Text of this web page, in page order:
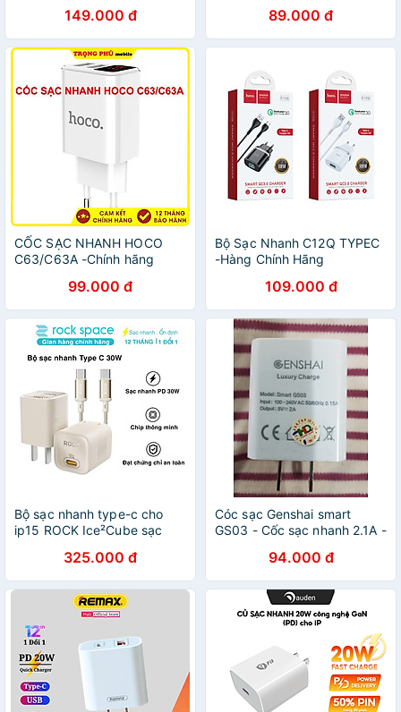
C109A - Hàng chính hãng
149.000 đ
Hỗ trợ sạc nhanh 20W PD
QC3.0 - Hàng Chính Hãng
89.000 đ
CỐC SẠC NHANH HOCO
C63/C63A -Chính hãng
99.000 đ
Bộ Sạc Nhanh C12Q TYPEC
-Hàng Chính Hãng
109.000 đ
Bộ sạc nhanh type-c cho
ip15 ROCK Ice²Cube sạc
hãng Rockspace bảo hành
12 tháng
325.000 đ
Cóc sạc Genshai smart
GS03 - Cốc sạc nhanh 2.1A -
94.000 đ